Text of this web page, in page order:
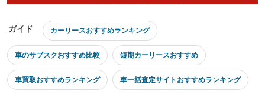
ガイド カーリースおすすめランキング
車のサブスクおすすめ比較 短期カーリースおすすめ
車買取おすすめランキング 車一括査定サイトおすすめランキング